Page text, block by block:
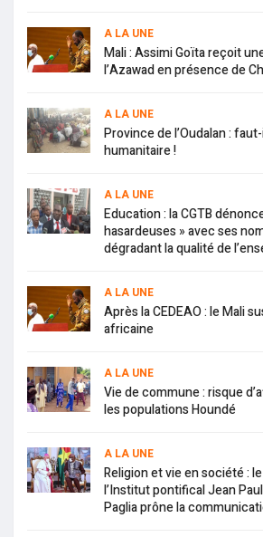
A LA UNE
Mali : Assimi Goïta reçoit
l’Azawad en présence de
A LA UNE
Province de l’Oudalan :
humanitaire !
A LA UNE
Education : la CGTB
hasardeuses » avec ses
dégradant la qualité de
A LA UNE
Après la CEDEAO : le Mali
africaine
A LA UNE
Vie de commune : risque
les populations Houndé
A LA UNE
Religion et vie en société :
l’Institut pontifical Jean
Paglia prône la